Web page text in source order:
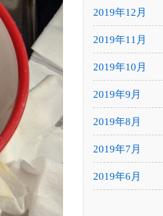
2019年12月
2019年11月
2019年10月
2019年9月
2019年8月
2019年7月
2019年6月